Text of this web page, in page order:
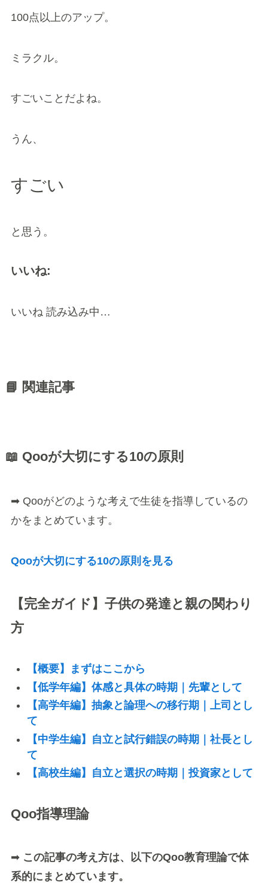
100点以上のアップ。
ミラクル。
すごいことだよね。
うん、
すごい
と思う。
いいね:
いいね 読み込み中…
📘 関連記事
📖 Qooが大切にする10の原則
➡ Qooがどのような考えで生徒を指導しているの
かをまとめています。
Qooが大切にする10の原則を見る
【完全ガイド】子供の発達と親の関わり
方
【概要】まずはここから
【低学年編】体感と具体の時期｜先輩として
【高学年編】抽象と論理への移行期｜上司とし
て
【中学生編】自立と試行錯誤の時期｜社長とし
て
【高校生編】自立と選択の時期｜投資家として
Qoo指導理論
➡ この記事の考え方は、以下のQoo教育理論で体
系的にまとめています。